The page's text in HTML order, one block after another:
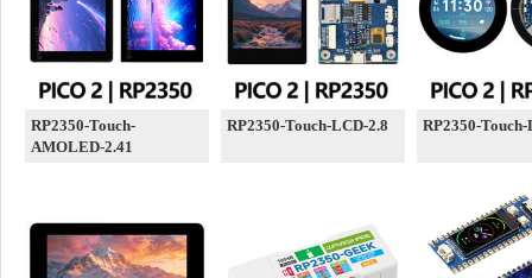
RP2350-Touch-
AMOLED-2.41
RP2350-Touch-LCD-2.8 RP2350-